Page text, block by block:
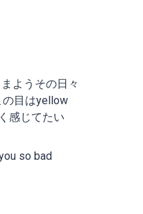
ようその日々
の目はyellow
感じてたい
you so bad